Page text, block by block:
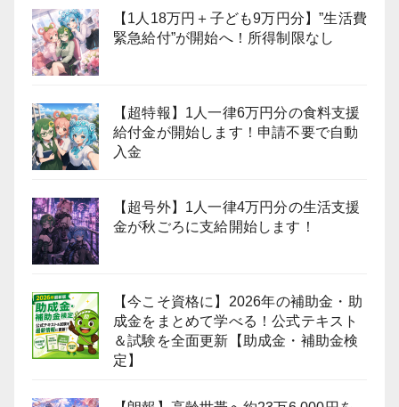
【1人18万円＋子ども9万円分】”生活費
緊急給付”が開始へ！所得制限なし
【超特報】1人一律6万円分の食料支援
給付金が開始します！申請不要で自動
入金
【超号外】1人一律4万円分の生活支援
金が秋ごろに支給開始します！
【今こそ資格に】2026年の補助金・助
成金をまとめて学べる！公式テキスト
＆試験を全面更新【助成金・補助金検
定】